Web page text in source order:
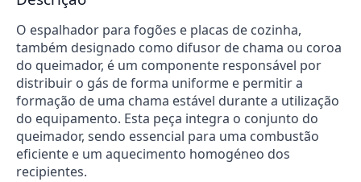
O espalhador para fogões e placas de cozinha,
também designado como difusor de chama ou coroa
do queimador, é um componente responsável por
distribuir o gás de forma uniforme e permitir a
formação de uma chama estável durante a utilização
do equipamento. Esta peça integra o conjunto do
queimador, sendo essencial para uma combustão
eficiente e um aquecimento homogéneo dos
recipientes.